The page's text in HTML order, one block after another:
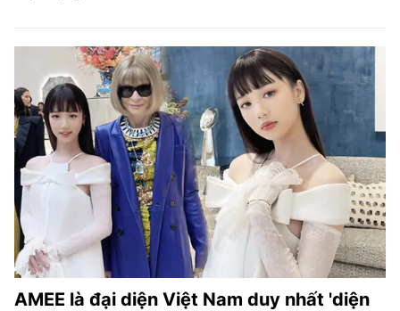
AMEE là đại diện Việt Nam duy nhất 'diện